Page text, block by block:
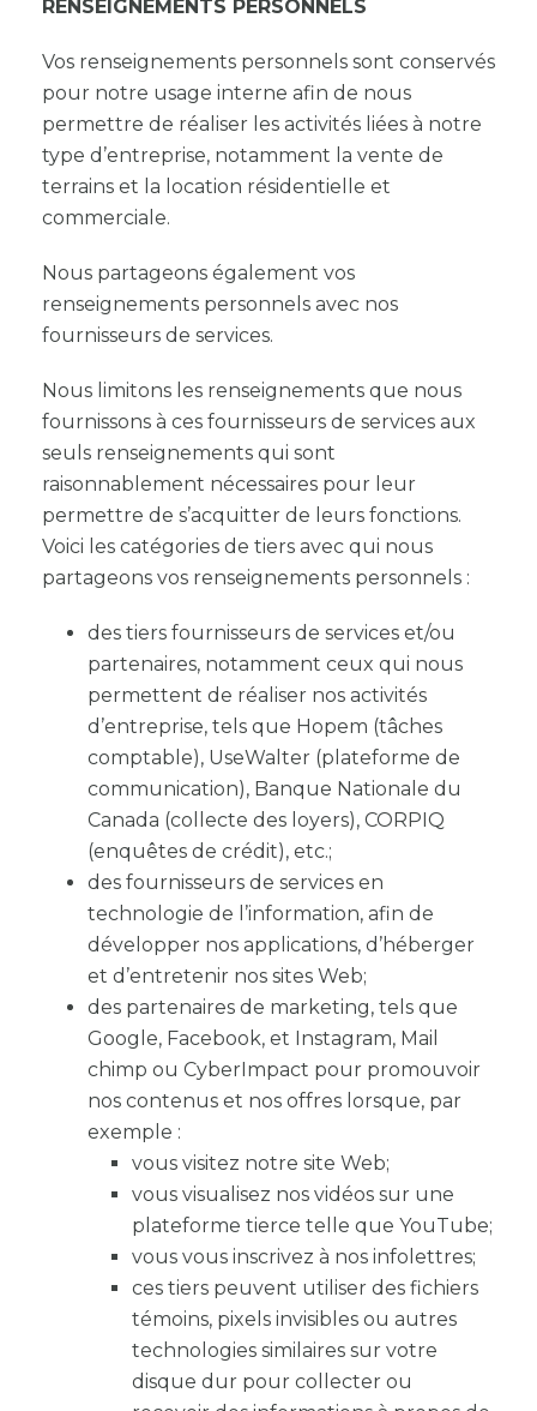
RENSEIGNEMENTS PERSONNELS
Vos renseignements personnels sont conservés
pour notre usage interne afin de nous
permettre de réaliser les activités liées à notre
type d’entreprise, notamment la vente de
terrains et la location résidentielle et
commerciale.
Nous partageons également vos
renseignements personnels avec nos
fournisseurs de services.
Nous limitons les renseignements que nous
fournissons à ces fournisseurs de services aux
seuls renseignements qui sont
raisonnablement nécessaires pour leur
permettre de s’acquitter de leurs fonctions.
Voici les catégories de tiers avec qui nous
partageons vos renseignements personnels :
des tiers fournisseurs de services et/ou
partenaires, notamment ceux qui nous
permettent de réaliser nos activités
d’entreprise, tels que Hopem (tâches
comptable), UseWalter (plateforme de
communication), Banque Nationale du
Canada (collecte des loyers), CORPIQ
(enquêtes de crédit), etc.;
des fournisseurs de services en
technologie de l’information, afin de
développer nos applications, d’héberger
et d’entretenir nos sites Web;
des partenaires de marketing, tels que
Google, Facebook, et Instagram, Mail
chimp ou CyberImpact pour promouvoir
nos contenus et nos offres lorsque, par
exemple :
vous visitez notre site Web;
vous visualisez nos vidéos sur une
plateforme tierce telle que YouTube;
vous vous inscrivez à nos infolettres;
ces tiers peuvent utiliser des fichiers
témoins, pixels invisibles ou autres
technologies similaires sur votre
disque dur pour collecter ou